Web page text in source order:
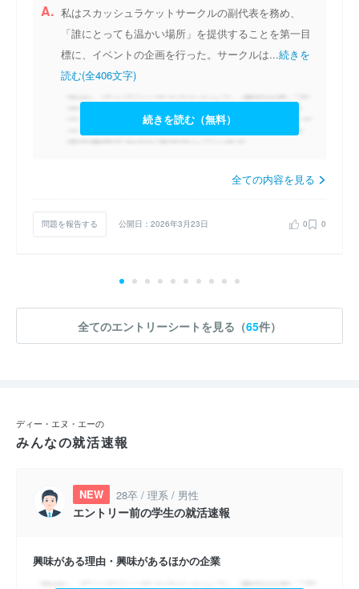
A. 私はスカッシュラケットサークルの副代表を務め、
「誰にとっても温かい場所」を提供することを第一目
標に、イベントの企画を行った。サークルは...続きを
読む(全406文字)
続きを読む（無料）
全ての内容を見る
問題を報告する 公開日：2026年3月23日 0 0
全てのエントリーシートを見る（65件）
ディー・エヌ・エーの
みんなの就活速報
NEW 28卒 / 理系 / 男性
エントリー前の学生の就活速報
興味がある理由・興味があるほかの企業